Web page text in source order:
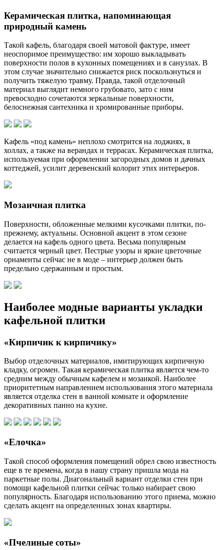
Керамическая плитка, напоминающая
природный камень
Такой кафель, благодаря своей матовой фактуре, имеет
неоспоримое преимущество: им хорошо выкладывать
поверхности полов в кухонных помещениях и в санузлах. В
этом случае значительно снижается риск поскользнуться и
получить тяжелую травму. Правда, такой отделочный
материал выглядит немного грубовато, зато с ним
превосходно сочетаются зеркальные поверхности,
белоснежная сантехника и хромированные приборы.
Кафель «под камень» неплохо смотрится на лоджиях, в
холлах, а также на верандах и террасах. Керамическая плитка,
используемая при оформлении загородных домов и дачных
коттеджей, усилит деревенский колорит этих интерьеров.
Мозаичная плитка
Поверхности, обложенные мелкими кусочками плитки, по-
прежнему, актуальны. Основной акцент в этом сезоне
делается на кафель одного цвета. Весьма популярным
считается черный цвет. Пестрые узоры и яркие цветочные
орнаменты сейчас не в моде – интерьер должен быть
предельно сдержанным и простым.
Наиболее модные варианты укладки
кафельной плитки
«Кирпичик к кирпичику»
Выбор отделочных материалов, имитирующих кирпичную
кладку, огромен. Такая керамическая плитка является чем-то
средним между обычным кафелем и мозаикой. Наиболее
приоритетным направлением использования этого материала
является отделка стен в ванной комнате и оформление
декоративных панно на кухне.
«Елочка»
Такой способ оформления помещений обрел свою известность
еще в те времена, когда в нашу страну пришла мода на
паркетные полы. Диагональный вариант отделки стен при
помощи кафельной плитки сейчас только набирает свою
популярность. Благодаря использованию этого приема, можно
сделать акцент на определенных зонах квартиры.
«Пчелиные соты»